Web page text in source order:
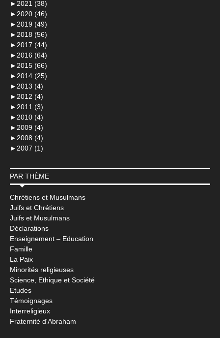
► 2021 (38)
► 2020 (46)
► 2019 (49)
► 2018 (56)
► 2017 (44)
► 2016 (64)
► 2015 (66)
► 2014 (25)
► 2013 (4)
► 2012 (4)
► 2011 (3)
► 2010 (4)
► 2009 (4)
► 2008 (4)
► 2007 (1)
PAR THÈME
Chrétiens et Musulmans
Juifs et Chrétiens
Juifs et Musulmans
Déclarations
Enseignement – Education
Famille
La Paix
Minorités religieuses
Science, Ethique et Société
Etudes
Témoignages
Interreligieux
Fraternité d'Abraham